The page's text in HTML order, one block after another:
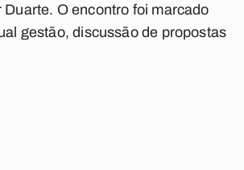
Duarte. O encontro foi marcado
gestão, discussão de propostas